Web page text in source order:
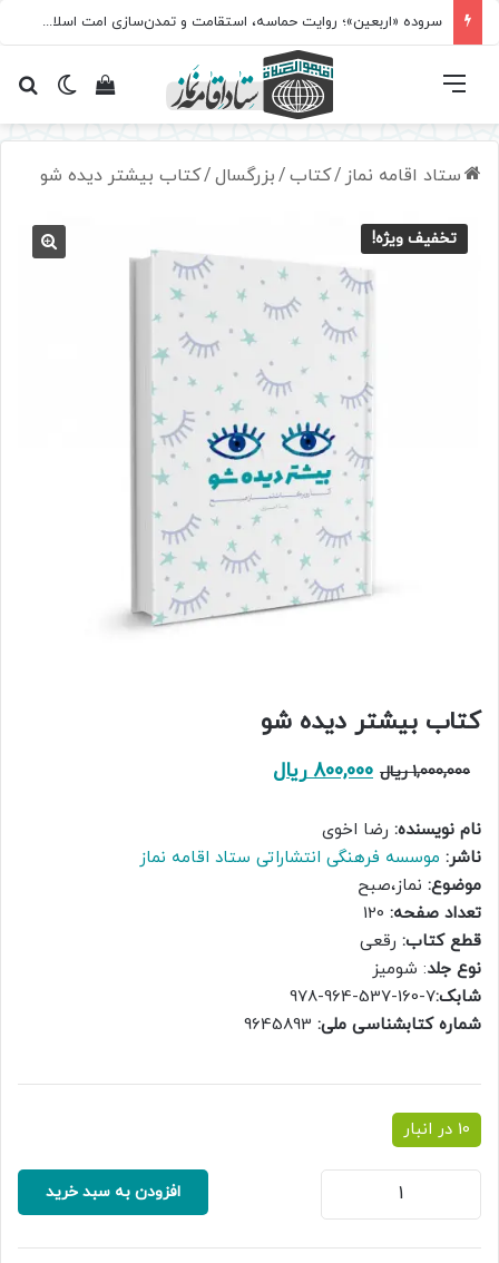
سروده‌ «اربعین»؛ روایت حماسه، استقامت و تمدن‌سازی امت اسلامی
تغییرمشاهده فهرست
ستاد اقامه نماز /کتاب/بزرگسال/کتاب بیشتر دیده شو
تخفیف ویژه!
کتاب بیشتر دیده شو
1,000,000 ریال قیمت
بود.
800,000 ریال
نام نویسنده: رضا اخوی
ناشر: موسسه فرهنگی انتشاراتی ستاد اقامه نماز
موضوع: نماز،صبح
تعداد صفحه:
قطع کتاب: رقعی
نوع جلد: شومیز
شابک:7-160-537-964-978
شماره کتابشناسی ملی:
10 در انبار
کتاب
دیده
شو
افزودن به سبد خرید